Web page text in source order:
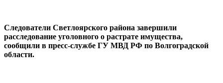
Следователи Светлоярского района завершили
расследование уголовного о растрате имущества,
сообщили в пресс-службе ГУ МВД РФ по Волгоградской
области.